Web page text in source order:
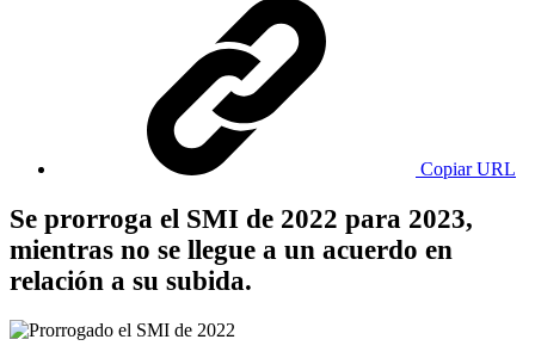
Copiar URL
Se prorroga el SMI de 2022 para 2023,
mientras no se llegue a un acuerdo en
relación a su subida.